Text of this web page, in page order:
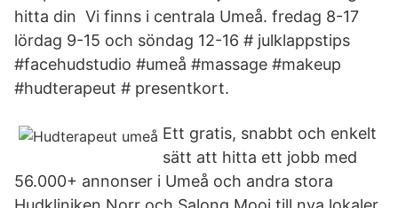
hitta din Vi finns i centrala Umeå. fredag 8-17
lördag 9-15 och söndag 12-16 # julklappstips
#facehudstudio #umeå #massage #makeup
#hudterapeut # presentkort.
Ett gratis, snabbt och enkelt
sätt att hitta ett jobb med
56.000+ annonser i Umeå och andra stora